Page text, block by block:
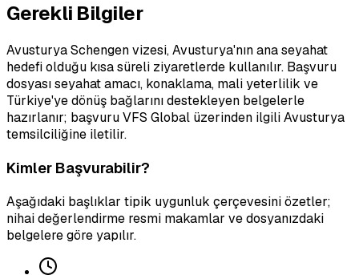
Gerekli Bilgiler
Avusturya Schengen vizesi, Avusturya'nın ana seyahat
hedefi olduğu kısa süreli ziyaretlerde kullanılır. Başvuru
dosyası seyahat amacı, konaklama, mali yeterlilik ve
Türkiye'ye dönüş bağlarını destekleyen belgelerle
hazırlanır; başvuru VFS Global üzerinden ilgili Avusturya
temsilciliğine iletilir.
Kimler Başvurabilir?
Aşağıdaki başlıklar tipik uygunluk çerçevesini özetler;
nihai değerlendirme resmi makamlar ve dosyanızdaki
belgelere göre yapılır.